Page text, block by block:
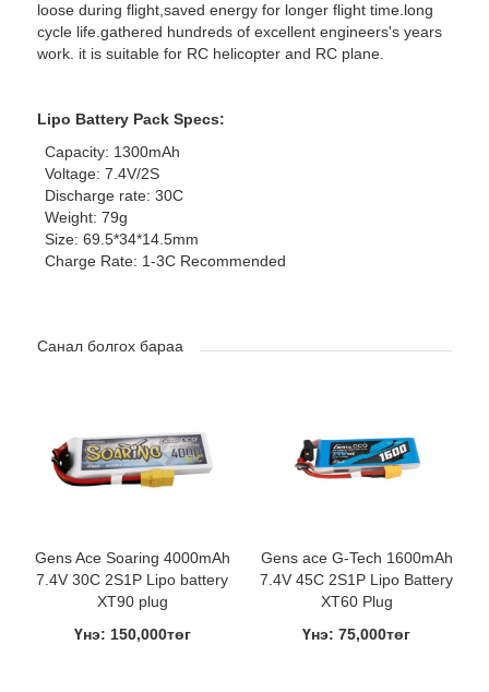
loose during flight,saved energy for longer flight time.long
cycle life.gathered hundreds of excellent engineers's years
work. it is suitable for RC helicopter and RC plane.
Lipo Battery Pack Specs:
Capacity: 1300mAh
Voltage: 7.4V/2S
Discharge rate: 30C
Weight: 79g
Size: 69.5*34*14.5mm
Charge Rate: 1-3C Recommended
Санал болгох бараа
Gens Ace Soaring 4000mAh
7.4V 30C 2S1P Lipo battery
XT90 plug
Үнэ: 150,000төг
Gens ace G-Tech 1600mAh
7.4V 45C 2S1P Lipo Battery
XT60 Plug
Үнэ: 75,000төг